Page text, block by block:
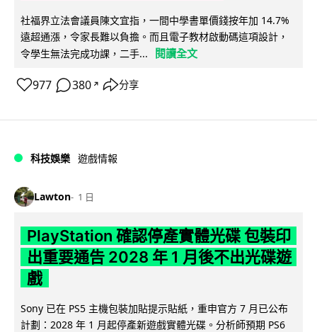
社福界立法會議員陳文宜指，一間中學書單價錢按年加 14.7%
遠超通漲，令家長難以負擔。而且電子教材啟動碼這項設計，
令學生無法完成功課，二手...
閱讀全文
977 380 ↗ 分享
科技娛樂 遊戲情報
Lawton 1 日
PlayStation 確認停產實體光碟 包裝印
出重要通告 2028 年 1 月後不出光碟遊
戲
Sony 已在 PS5 主機包裝加貼提示貼紙，重申官方 7 月已公布
計劃：2028 年 1 月起停產新遊戲實體光碟。分析師預期 PS6